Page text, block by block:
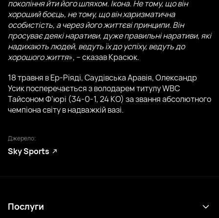
покоління йти його шляхом. Ікона. Не тому, що він
хороший боєць, не тому, що він харизматична
особистість, а через його життєві принципи. Він
просуває деякі наративи, дуже правильні наративи, які
надихають людей, ведуть їх до успіху, ведуть до
хорошого життя», – сказав Красюк.
18 травня в Ер-Ріяді, Саудівська Аравія, Олександр
Усик посперечається з володарем титулу WBC
Тайсоном Ф’юрі (34-0-1, 24 КО) за звання абсолютного
чемпіона світу в надважкій вазі.
Джерело:
Sky Sports
Послуги